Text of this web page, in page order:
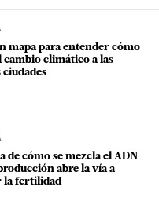
mapa para entender cómo
cambio climático a las
ciudades
de cómo se mezcla el ADN
abre la vía a
la fertilidad